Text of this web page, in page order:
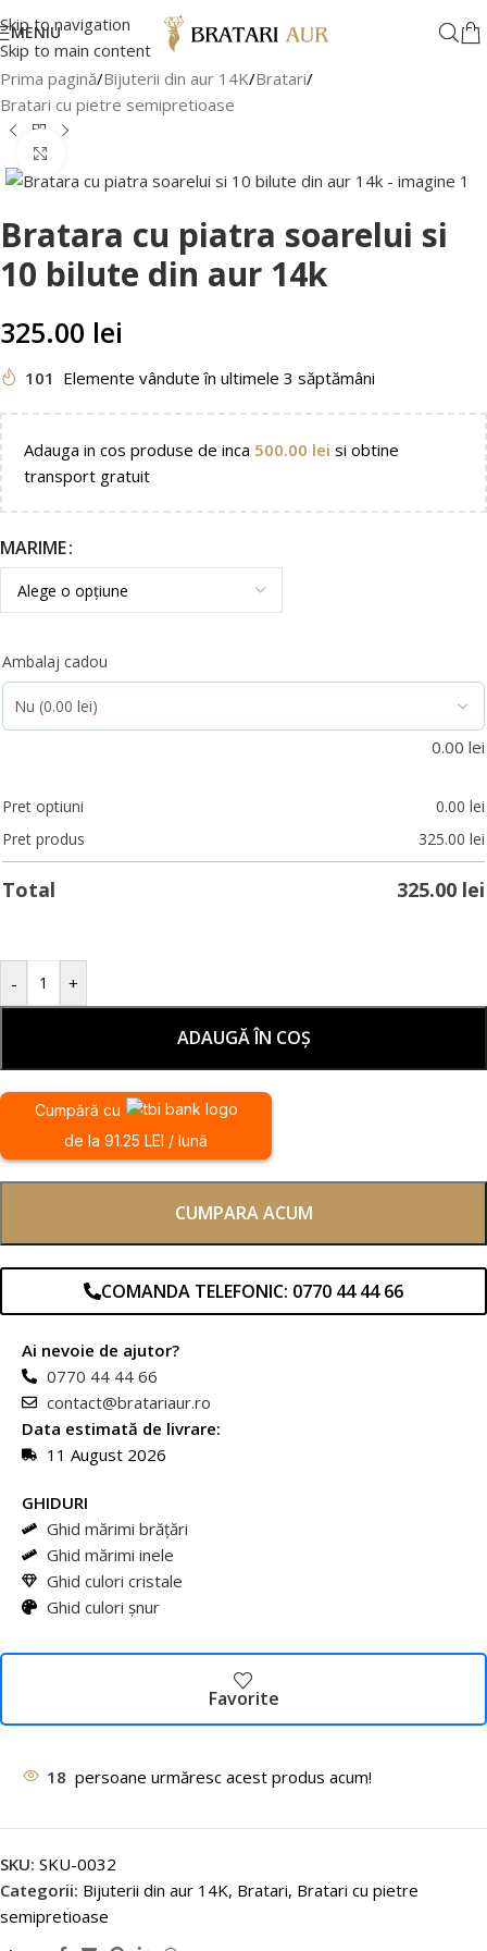
Skip to navigation
Skip to main content
MENIU
Prima pagină/Bijuterii din aur 14K/Bratari/
Bratari cu pietre semipretioase
Bratara cu piatra soarelui si
10 bilute din aur 14k
325.00 lei
101 Elemente vândute în ultimele 3 săptămâni
Adauga in cos produse de inca 500.00 lei si obtine
transport gratuit
MARIME
Ambalaj cadou
0.00 lei
Pret optiuni 0.00 lei
Pret produs
325.00 lei
Total 325.00 lei
- +
ADAUGĂ ÎN COȘ
Cumpără cu
de la 91.25 LEI / lună
CUMPARA ACUM
COMANDA TELEFONIC: 0770 44 44 66
Ai nevoie de ajutor?
0770 44 44 66
contact@bratariaur.ro
Data estimată de livrare:
11 August 2026
GHIDURI
Ghid mărimi brățări
Ghid mărimi inele
Ghid culori cristale
Ghid culori șnur
Favorite
18 persoane urmăresc acest produs acum!
SKU: SKU-0032
Categorii: Bijuterii din aur 14K, Bratari, Bratari cu pietre
semipretioase